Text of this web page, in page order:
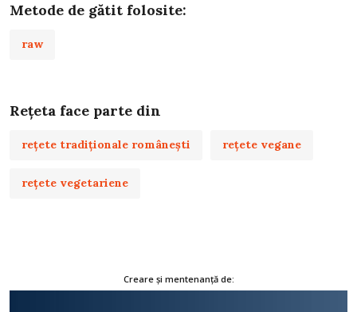
Metode de gătit folosite:
raw
Rețeta face parte din
rețete tradiționale românești rețete vegane
rețete vegetariene
Creare și mentenanță de: